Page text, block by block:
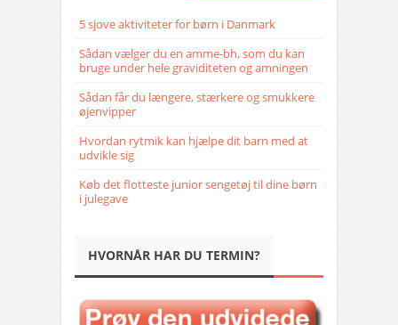
5 sjove aktiviteter for børn i Danmark
Sådan vælger du en amme-bh, som du kan
bruge under hele graviditeten og amningen
Sådan får du længere, stærkere og smukkere
øjenvipper
Hvordan rytmik kan hjælpe dit barn med at
udvikle sig
Køb det flotteste junior sengetøj til dine børn
i julegave
HVORNÅR HAR DU TERMIN?